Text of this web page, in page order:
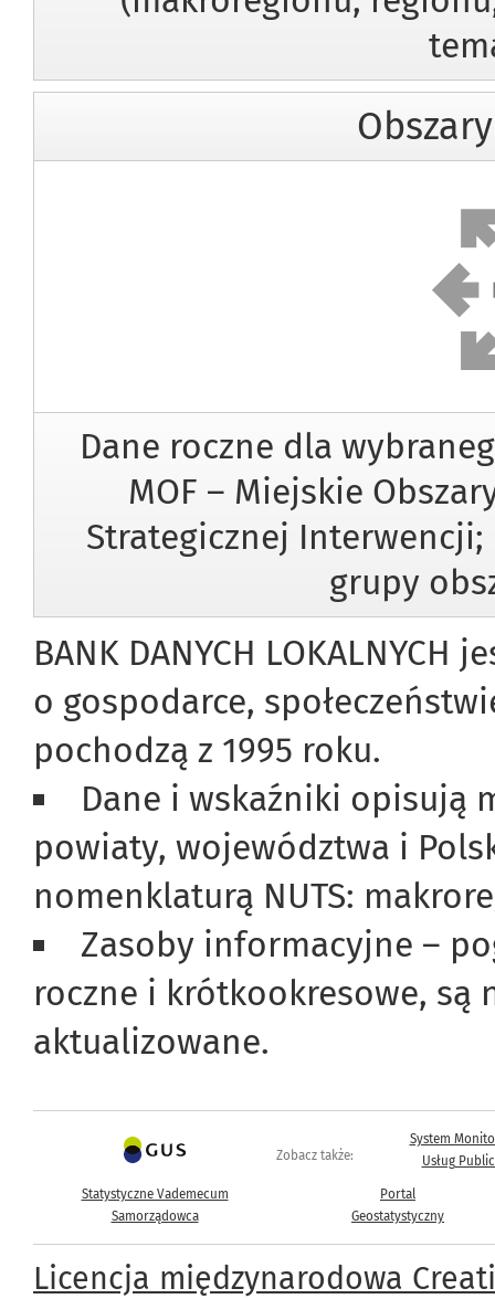
Dane roczne dla
MOF – Miejskie
Strategicznej Interwencji;
grupy
BANK DANYCH
o gospodarce,
pochodzą z 1995 roku.
Dane i wskaźniki opisują
powiaty, województwa i
nomenklaturą NUTS:
Zasoby informacyjne –
roczne i krótkookresowe, są
aktualizowane.
Zobacz także:
System
Usług
Statystyczne Vademecum
Samorządowca
Portal
Geostatystyczny
Licencja międzynarodowa